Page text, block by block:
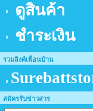
ดูสินค้า
ชำระเงิน
รวมลิงค์เพื่อนบ้าน
สมัครรับข่าวสาร